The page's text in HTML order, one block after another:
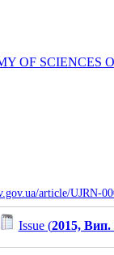
OF SCIENCES
article/UJRN-
Issue (2015, Вип.